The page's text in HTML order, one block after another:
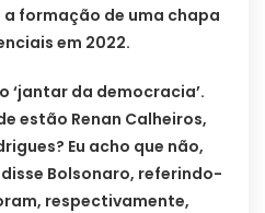
formação de uma chapa
em 2022.
‘jantar da democracia’.
estão Renan Calheiros,
Eu acho que não,
disse Bolsonaro, referindo-
respectivamente,